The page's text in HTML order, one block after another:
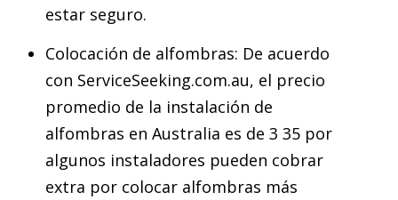
estar seguro.
Colocación de alfombras: De acuerdo
con ServiceSeeking.com.au, el precio
promedio de la instalación de
alfombras en Australia es de 3 35 por
algunos instaladores pueden cobrar
extra por colocar alfombras más